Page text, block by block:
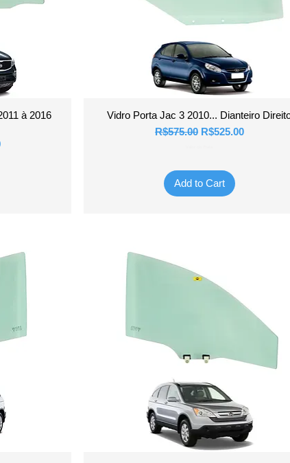
à 2016
Quick View
Vidro Porta Jac 3 2010... Dianteiro
Regular Price
R$575.00 Sale Price
R$525.00
Add to Cart